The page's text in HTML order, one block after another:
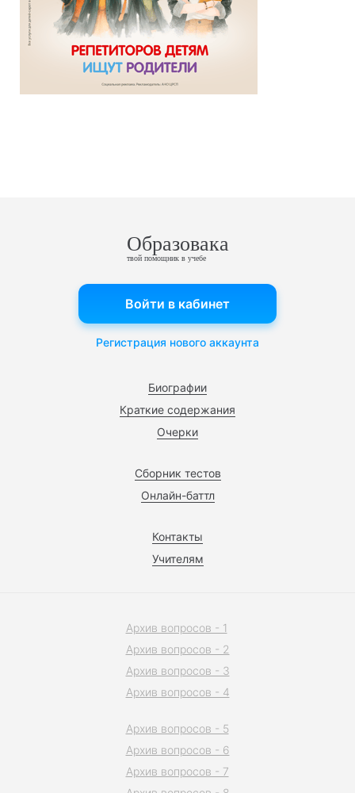
Образовака
твой помощник в учебе
Биографии
Краткие содержания
Очерки
Сборник тестов
Онлайн-баттл
Контакты
Учителям
Войти в кабинет
Регистрация нового аккаунта
Архив вопросов - 1
Архив вопросов - 2
Архив вопросов - 3
Архив вопросов - 4
Архив вопросов - 5
Архив вопросов - 6
Архив вопросов - 7